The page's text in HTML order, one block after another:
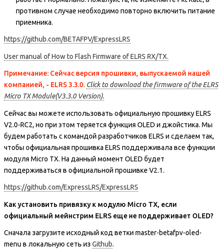
противном случае необходимо повторно включить питание
приемника.
https://github.com/BETAFPV/ExpressLRS
User manual of How to Flash Firmware of ELRS RX/TX.
Примечание: Сейчас версия прошивки, выпускаемой нашей
компанией, - ELRS 3.3.0. Click to download the firmware of the ELRS
Micro TX Module(V3.3.0 Version).
Сейчас вы можете использовать официальную прошивку ELRS
V2.0-RC2, но при этом теряется функция OLED и джойстика. Мы
будем работать с командой разработчиков ELRS и сделаем так,
чтобы официальная прошивка ELRS поддерживала все функции
модуля Micro TX. На данный момент OLED будет
поддерживаться в официальной прошивке V2.1.
https://github.com/ExpressLRS/ExpressLRS
Как установить привязку к модулю Micro TX, если
официальный мейнстрим ELRS еще не поддерживает OLED?
Сначала загрузите исходный код ветки master-betafpv-oled-
menu в локальную сеть из Github.